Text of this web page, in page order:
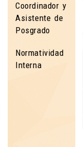
Coordinador y
Asistente de
Posgrado
Normatividad
Interna